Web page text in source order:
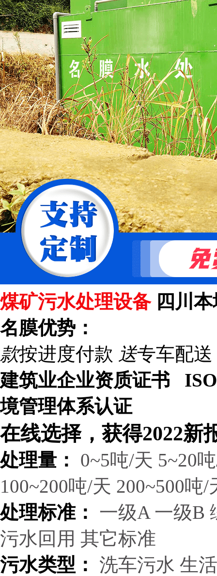
煤矿污水处理设备 四川
名膜优势：
款按进度付款 送专车配送
建筑业企业资质证书
境管理体系认证
在线选择，获得2022新
处理量： 0~5吨/天 5~20
100~200吨/天 200~500吨/
处理标准：
一级A 一级B
污水回用 其它标准
污水类型：
洗车污水 生